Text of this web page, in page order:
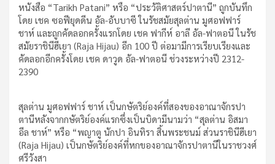
หนังสือ “Tarikh Patani” หรือ “ประวัติศาสตร์ปาตานี” ถูกบันทึก
โดย เชค ซอฟียุดดีน อัล-อับบาซี ในรัชสมัยสุลต่าน มูศอฟฟาร์
ชาห์ และถูกคัดลอกครั้งแรกโดย เชค ฟากีห์ อาลี อัล-ฟาตอนี ในรัช
สมัยราชินีฮีเยา (Raja Hijau) อีก 100 ปี ต่อมามีการเรียบเรียงและ
คัดลอกอีกครั้งโดย เชค ดาวูด อัล-ฟาตอนี ช่วงระหว่างปี 2312-
2390
สุลต่าน มูศอฟฟาร์ ชาห์ เป็นกษัตริย์องค์ที่สองของอาณาจักรปา
ตานีหลังจากกษัตริย์องค์แรกซึ่งเป็นบิดามีนามว่า “สุลต่าน อิสมา
อีล ชาห์” หรือ “พญาตู นักปา อินทิรา สิ้นพระชนม์ ส่วนราชินีฮีเยา
(Raja Hijau) เป็นกษัตริย์องค์ที่หกของอาณาจักรปาตานีในราชวงศ์
ศรีวังสา